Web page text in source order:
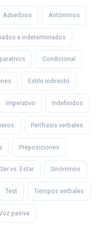
Adverbios Antónimos
e indeterminados
Condicional
Estilo indirecto
Imperativo Indefinidos
Perífrasis verbales
Preposiciones
Ser vs. Estar Sinónimos
Test Tiempos verbales
pasiva